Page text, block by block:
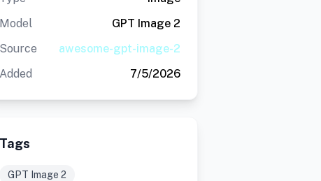
Model
GPT Image 2
Source
awesome-gpt-image-2
Added
7/5/2026
Tags
GPT Image 2